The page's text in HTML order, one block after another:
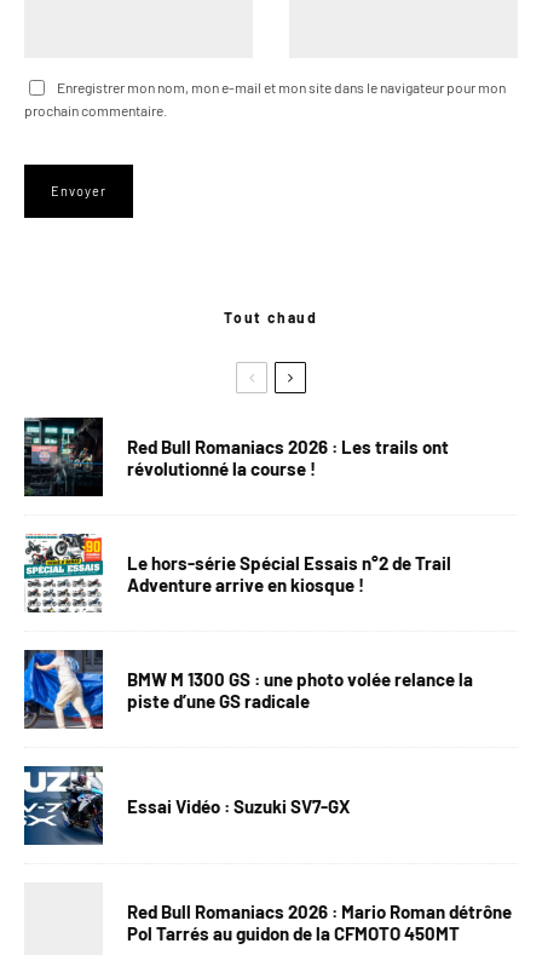
Enregistrer mon nom, mon e-mail et mon site dans le navigateur pour mon
prochain commentaire.
Tout chaud
Red Bull Romaniacs 2026 : Les trails ont
révolutionné la course !
Le hors-série Spécial Essais n°2 de Trail
Adventure arrive en kiosque !
BMW M 1300 GS : une photo volée relance la
piste d’une GS radicale
Essai Vidéo : Suzuki SV7-GX
Red Bull Romaniacs 2026 : Mario Roman détrône
Pol Tarrés au guidon de la CFMOTO 450MT